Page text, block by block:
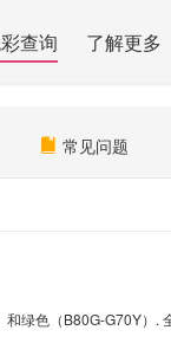
查询 了解更多
常见问题
色（B80G-G70Y）.